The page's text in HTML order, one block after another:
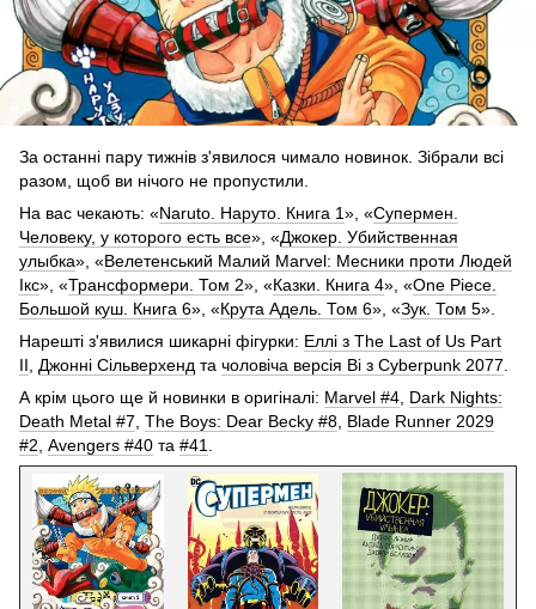
За останні пару тижнів з'явилося чимало новинок. Зібрали всі
разом, щоб ви нічого не пропустили.
На вас чекають: «Naruto. Наруто. Книга 1», «Супермен.
Человеку, у которого есть все», «Джокер. Убийственная
улыбка», «Велетенський Малий Marvel: Месники проти Людей
Ікс», «Трансформери. Том 2», «Казки. Книга 4», «One Piece.
Большой куш. Книга 6», «Крута Адель. Том 6», «Зук. Том 5».
Нарешті з'явилися шикарні фігурки: Еллі з The Last of Us Part
II, Джонні Сільверхенд та чоловіча версія Ві з Cyberpunk 2077.
А крім цього ще й новинки в оригіналі: Marvel #4, Dark Nights:
Death Metal #7, The Boys: Dear Becky #8, Blade Runner 2029
#2, Avengers #40 та #41.